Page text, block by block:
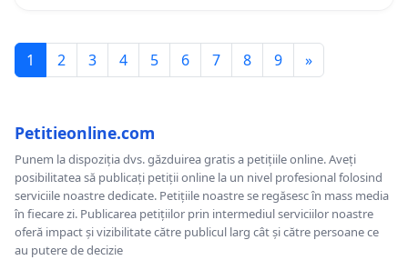
1 2 3 4 5 6 7 8 9 »
Petitieonline.com
Punem la dispoziția dvs. găzduirea gratis a petițiile online. Aveți
posibilitatea să publicați petiții online la un nivel profesional folosind
serviciile noastre dedicate. Petițiile noastre se regăsesc în mass media
în fiecare zi. Publicarea petițiilor prin intermediul serviciilor noastre
oferă impact și vizibilitate către publicul larg cât și către persoane ce
au putere de decizie